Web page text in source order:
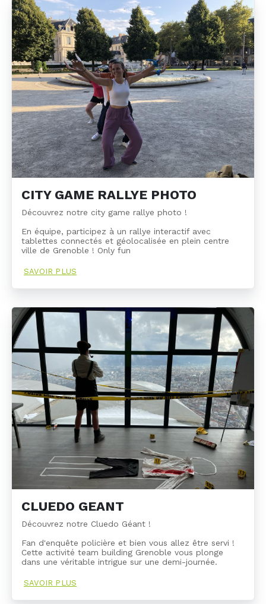
CITY GAME RALLYE PHOTO
Découvrez notre city game rallye photo !
En équipe, participez à un rallye interactif avec
tablettes connectés et géolocalisée en plein centre
ville de Grenoble ! Only fun
SAVOIR PLUS
CLUEDO GEANT
Découvrez notre Cluedo Géant !
Fan d'enquête policière et bien vous allez être servi !
Cette activité team building Grenoble vous plonge
dans une véritable intrigue sur une demi-journée.
SAVOIR PLUS